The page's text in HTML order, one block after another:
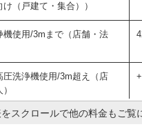
事は20mmまでの価格です。
事※（保温材使用（バンド止
)
事※（土の掘削・埋め戻し作
事※（塩ビ管（VP・HI）使
で)
け（戸建て・集合））
機使用/3mまで（店舗・法
洗浄機使用/3m超え（店
浄換
スクロールで他の料金もご覧